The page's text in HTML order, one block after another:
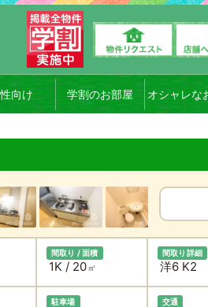
向け 学割のお部屋 オシャレな
間取り / 面積
1K / 20㎡
間取り詳細
洋6 K2
駐車場 交通